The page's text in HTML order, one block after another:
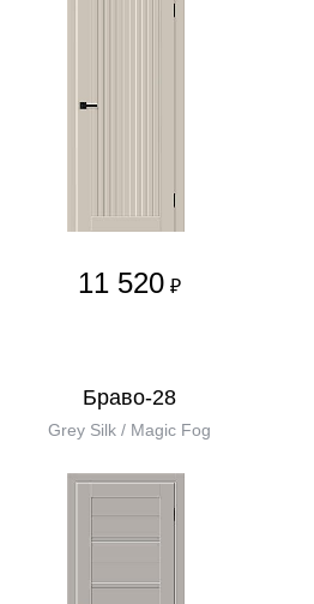
11 520 ₽
Браво-28
Grey Silk / Magic Fog